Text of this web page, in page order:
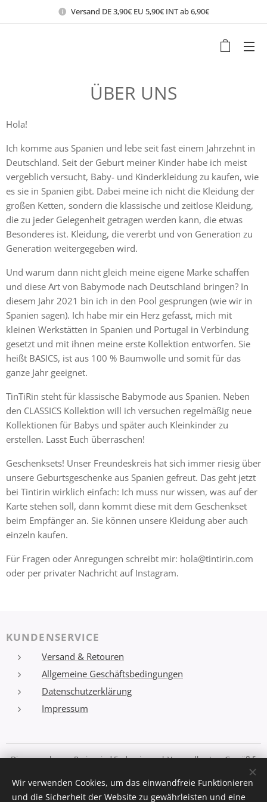
Versand DE 3,90€ EU 5,90€ INT ab 6,90€
ÜBER UNS
Hola!
Ich komme aus Spanien und lebe seit fast einem Jahrzehnt in
Deutschland. Seit der Geburt meiner Kinder habe ich meist
vergeblich versucht, Baby- und Kinderkleidung zu kaufen, wie
es sie in Spanien gibt. Dabei meine ich nicht die Kleidung der
großen Ketten, sondern die klassische und zeitlose Kleidung,
die zu jeder Gelegenheit getragen werden kann, die etwas
Besonderes ist. Kleidung, die vererbt und von Generation zu
Generation weitergegeben wird.
Und warum dann nicht gleich meine eigene Marke schaffen
und diese Art von Babymode nach Deutschland bringen? In
diesem Jahr 2021 bin ich in den Pool gesprungen (wie wir in
Spanien sagen). Ich habe mir ein Herz gefasst, mich mit
kleinen Werkstätten in Spanien und Portugal in Verbindung
gesetzt und mit ihnen meine erste Kollektion entworfen. Sie
heißt BASICS, ist aus 100 % Baumwolle und somit für das
ganze Jahr geeignet.
TinTiRin steht für klassische Babymode aus Spanien. Neben
den CLASSICS Kollektion will ich versuchen regelmäßig neue
Kollektionen für Babys und später auch Kleinkinder zu
erstellen. Lasst Euch überraschen!
Geschenksets! Unser Freundeskreis hat sich immer riesig über
unsere Geburtsgeschenke aus Spanien gefreut. Das geht jetzt
bei Tintirin wirklich einfach: Ich muss nur wissen, was auf der
Karte stehen soll, dann kommt diese mit dem Geschenkset
beim Empfänger an. Sie können unsere Kleidung aber auch
einzeln kaufen.
Für Fragen oder Anregungen schreibt mir: hola@tintirin.com
oder per privater Nachricht auf Instagram.
KUNDENSERVICE
Versand & Retouren
Allgemeine Geschäftsbedingungen
Datenschutzerklärung
Impressum
Die angegebenen Preise sind Endpreise zzgl. Versandkosten. Gemäß §
19 UStG erheben wir keine Umsatzsteuer und weisen diese daher auch
nicht aus (Kleinunternehmerstatus).
Wir verwenden Cookies, um das einwandfreie Funktionieren
und die Sicherheit der Website zu gewährleisten und eine